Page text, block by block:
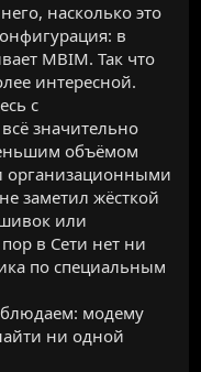
насколько это
в
MBIM. Так что
интересной.
с
значительно
объёмом
организационными
заметил жёсткой
или
в Сети нет ни
по специальным
модему
ни одной